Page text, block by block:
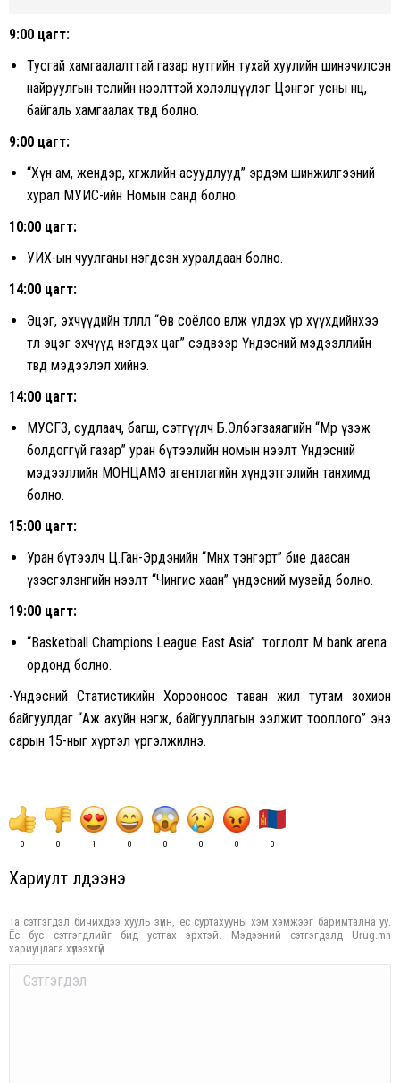
9:00 цагт:
Тусгай хамгаалалттай газар нутгийн тухай хуулийн шинэчилсэн
найруулгын төслийн нээлттэй хэлэлцүүлэг Цэнгэг усны нөөц,
байгаль хамгаалах төвд болно.
9:00 цагт:
“Хүн ам, жендэр, хөгжлийн асуудлууд” эрдэм шинжилгээний
хурал МУИС-ийн Номын санд болно.
10:00 цагт:
УИХ-ын чуулганы нэгдсэн хуралдаан болно.
14:00 цагт:
Эцэг, эхчүүдийн төлөөлөл “Өв соёлоо өвлөж үлдэх үр хүүхдийнхээ
төлөө эцэг эхчүүд нэгдэх цаг” сэдвээр Үндэсний мэдээллийн
төвд мэдээлэл хийнэ.
14:00 цагт:
МУСГЗ, судлаач, багш, сэтгүүлч Б.Элбэгзаяагийн “Мөр үзэж
болдоггүй газар” уран бүтээлийн номын нээлт Үндэсний
мэдээллийн МОНЦАМЭ агентлагийн хүндэтгэлийн танхимд
болно.
15:00 цагт:
Уран бүтээлч Ц.Ган-Эрдэнийн “Мөнх тэнгэрт” бие даасан
үзэсгэлэнгийн нээлт “Чингис хаан” үндэсний музейд болно.
19:00 цагт:
“Basketball Champions League East Asia” тоглолт M bank arena
ордонд болно.
-Үндэсний Статистикийн Хорооноос таван жил тутам зохион
байгуулдаг “Аж ахуйн нэгж, байгууллагын ээлжит тооллого” энэ
сарын 15-ныг хүртэл үргэлжилнэ.
0 0 1 0 0 0 0 0
Хариулт үлдээнэ үү
Та сэтгэгдэл бичихдээ хууль зүйн, ёс суртахууны хэм хэмжээг баримтална уу.
Ёс бус сэтгэгдлийг бид устгах эрхтэй. Мэдээний сэтгэгдэлд Urug.mn
хариуцлага хүлээхгүй.
Comment